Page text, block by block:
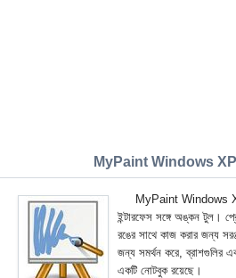
MyPaint Windows
MyPaint Windows
ইন্টারফেস সঙ্গে অঙ্কন টুল।
রঙের সাথে কাজ করার জন্য
জন্য সমর্থন করে, ব্রাশগুলির
একটি নোটবুক রয়েছে।